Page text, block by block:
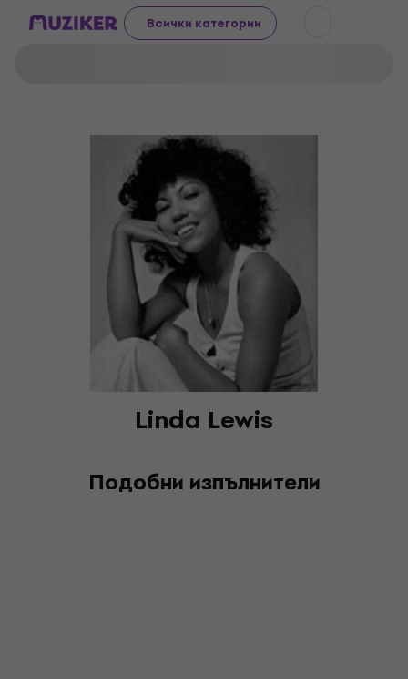
Всички категории
Linda Lewis
Подобни изпълнители